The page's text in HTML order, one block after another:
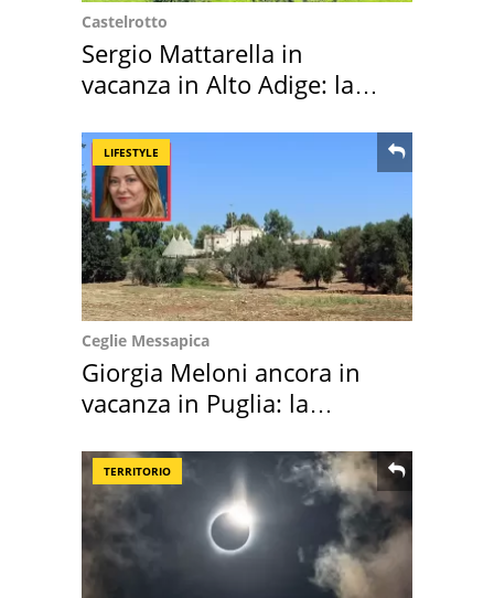
Castelrotto
Sergio Mattarella in
vacanza in Alto Adige: la
LIFESTYLE
Ceglie Messapica
Giorgia Meloni ancora in
vacanza in Puglia: la
TERRITORIO